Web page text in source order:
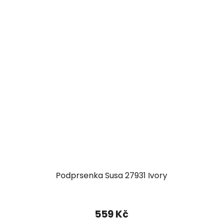
Podprsenka Susa 27931 Ivory
559 Kč